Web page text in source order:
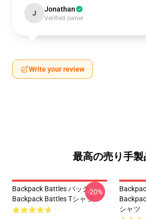
J Jonathan
Verified owner
Write your review
最高の売り手製
Backpack Battles パック
Backpack Battles Tシャツ
-20%
シャツ